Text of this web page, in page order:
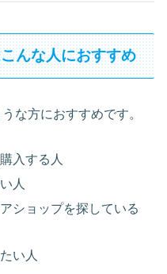
んな人におすすめ
な方におすすめです。
入する人
人
ショップを探している
い人